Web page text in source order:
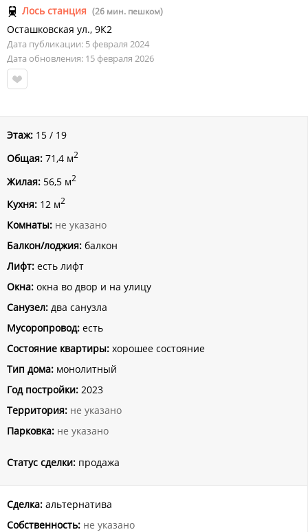
Лось станция (26 мин. пешком)
Осташковская ул., 9К2
Дата публикации: 5 февраля 2024
Дата обновления: 15 февраля 2026
Этаж: 15 / 19
Общая: 71,4 м2
Жилая: 56,5 м2
Кухня: 12 м2
Комнаты: не указано
Балкон/лоджия: балкон
Лифт: есть лифт
Окна: окна во двор и на улицу
Санузел: два санузла
Мусоропровод: есть
Состояние квартиры: хорошее состояние
Тип дома: монолитный
Год постройки: 2023
Территория: не указано
Парковка: не указано
Статус сделки: продажа
Сделка: альтернатива
Собственность: не указано